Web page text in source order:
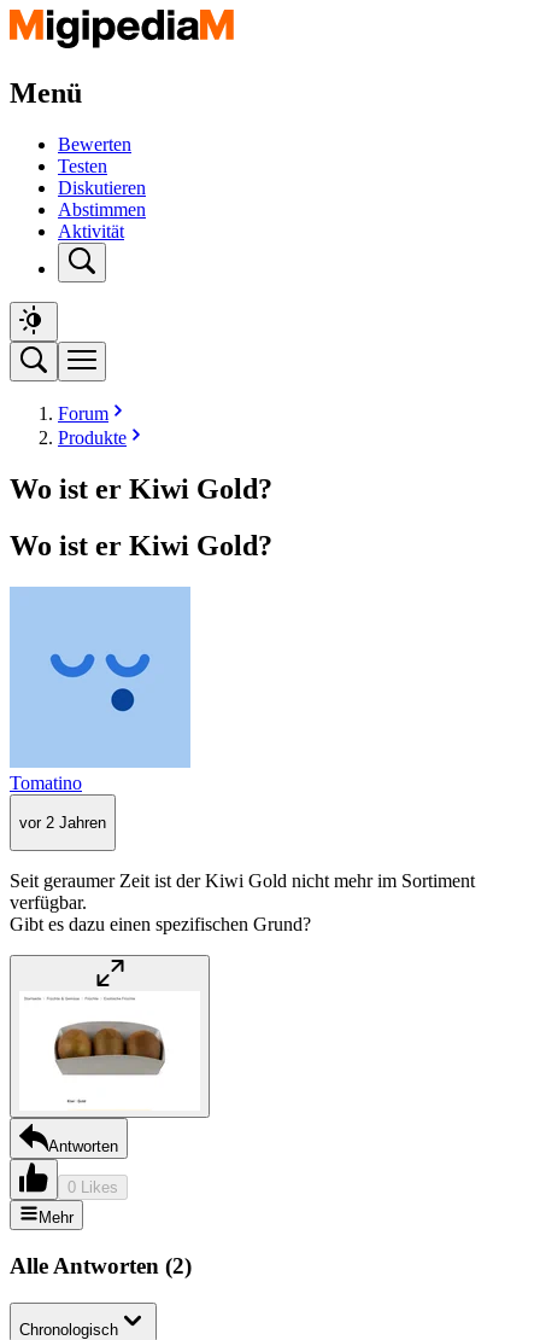
Menü
Bewerten
Testen
Diskutieren
Abstimmen
Aktivität
Forum
Produkte
Wo ist er Kiwi Gold?
Wo ist er Kiwi Gold?
Tomatino
vor 2 Jahren
Seit geraumer Zeit ist der Kiwi Gold nicht mehr im Sortiment
verfügbar.
Gibt es dazu einen spezifischen Grund?
Antworten
0 Likes
Mehr
Alle Antworten (2)
Chronologisch